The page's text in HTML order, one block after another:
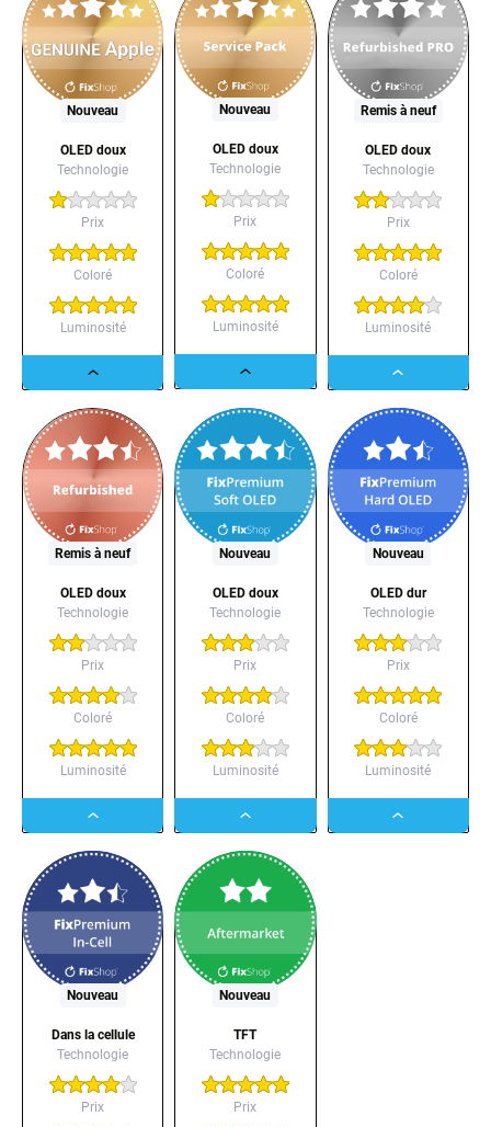
Nouveau
OLED doux
Technologie
Prix
Coloré
Luminosité
Dropdown
button
Nouveau
OLED doux
Technologie
Prix
Coloré
Luminosité
Dropdown
button
Remis à neuf
OLED doux
Technologie
Prix
Coloré
Luminosité
Dropdown
button
Remis à neuf
OLED doux
Technologie
Prix
Coloré
Luminosité
Dropdown
button
Nouveau
OLED doux
Technologie
Prix
Coloré
Luminosité
Dropdown
button
Nouveau
OLED dur
Technologie
Prix
Coloré
Luminosité
Dropdown
Nouveau
Dans la cellule
Technologie
Prix
Nouveau
TFT
Technologie
Prix